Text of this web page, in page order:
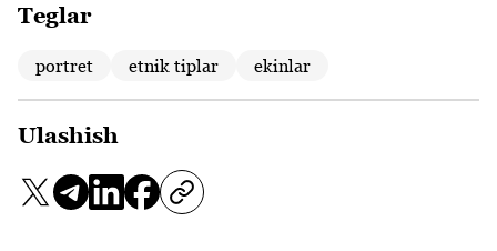
Teglar
portret etnik tiplar ekinlar
Ulashish